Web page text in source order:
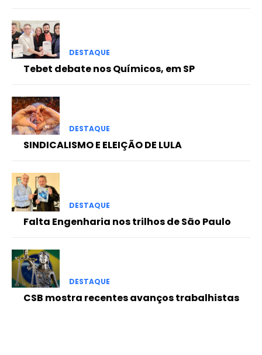
DESTAQUE
Tebet debate nos Químicos, em SP
DESTAQUE
SINDICALISMO E ELEIÇÃO DE LULA
DESTAQUE
Falta Engenharia nos trilhos de São Paulo
DESTAQUE
CSB mostra recentes avanços trabalhistas